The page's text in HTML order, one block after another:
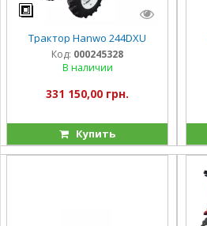
Трактор Hanwo 244DXU
Код: 000245328
В наличии
331 150,00 грн.
Купить